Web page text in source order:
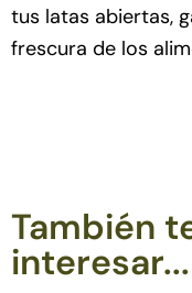
tus latas abiertas,
frescura de los
También
interesar...